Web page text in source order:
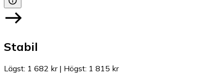
Stabil
Lägst: 1 682 kr| Högst: 1 815 kr